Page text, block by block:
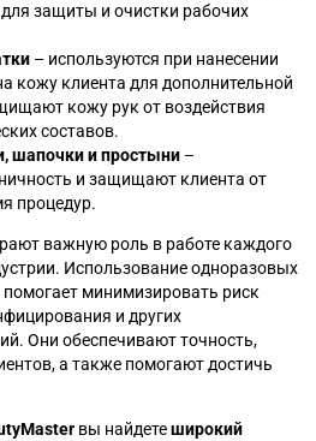
защиты и очистки рабочих
– используются при нанесении
кожу клиента для дополнительной
кожу рук от воздействия
составов.
шапочки и простыни –
и защищают клиента от
процедур.
важную роль в работе каждого
Использование одноразовых
помогает минимизировать риск
и других
Они обеспечивают точность,
а также помогают достичь
вы найдетеширокий